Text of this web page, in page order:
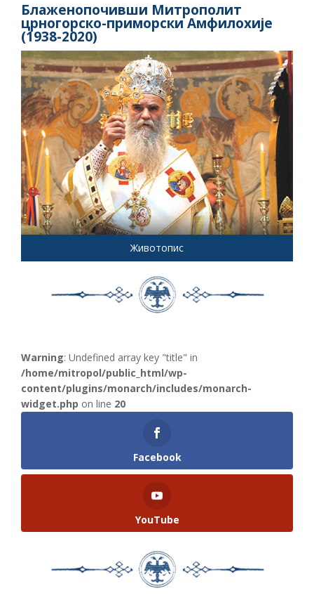
Блаженопочивши Митрополит
црногорско-приморски Амфилохије
(1938-2020)
Животопис
Warning: Undefined array key "title" in
/home/mitropol/public_html/wp-
content/plugins/monarch/includes/monarch-
widget.php on line 20
Facebook
YouTube